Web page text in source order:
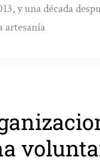
y una década
artesanía